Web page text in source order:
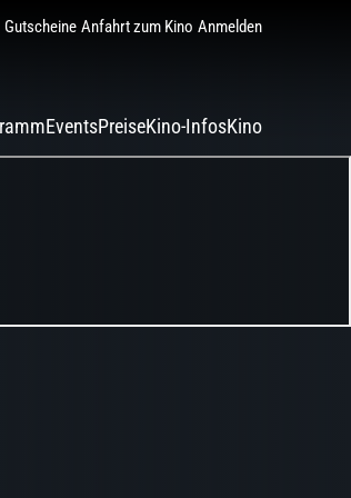
Gutscheine Anfahrt zum Kino Anmelden
EventsPreiseKino-InfosKino